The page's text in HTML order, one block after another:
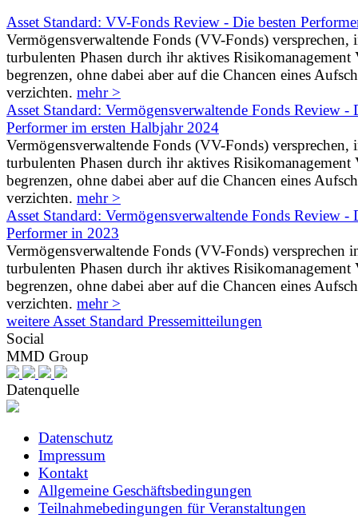
Asset Standard: VV-Fonds Review - Die besten
Vermögensverwaltende Fonds (VV-Fonds) versprechen,
turbulenten Phasen durch ihr aktives Risikomanagement
begrenzen, ohne dabei aber auf die Chancen eines
verzichten. mehr >
Asset Standard: Vermögensverwaltende Fonds Review -
Performer im ersten Halbjahr 2024
Vermögensverwaltende Fonds (VV-Fonds) versprechen,
turbulenten Phasen durch ihr aktives Risikomanagement
begrenzen, ohne dabei aber auf die Chancen eines
verzichten. mehr >
Asset Standard: Vermögensverwaltende Fonds Review -
Performer in 2023
Vermögensverwaltende Fonds (VV-Fonds) versprechen
turbulenten Phasen durch ihr aktives Risikomanagement
begrenzen, ohne dabei aber auf die Chancen eines
verzichten. mehr >
weitere Asset Standard Pressemitteilungen
Social
MMD Group
Datenquelle
Datenschutz
Impressum
Kontakt
Allgemeine Geschäftsbedingungen
Teilnahmebedingungen für Veranstaltungen